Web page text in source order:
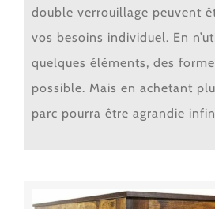
double verrouillage peuvent
vos besoins individuel. En
quelques éléments, des
possible. Mais en achetant
parc pourra être agrandie